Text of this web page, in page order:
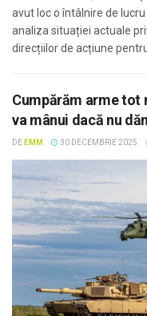
avut loc o întâlnire de
analiza situației actuale
direcțiilor de acțiune
Cumpărăm arme tot
va mânui dacă nu
DE EMM 30 DECEMBRIE 2025